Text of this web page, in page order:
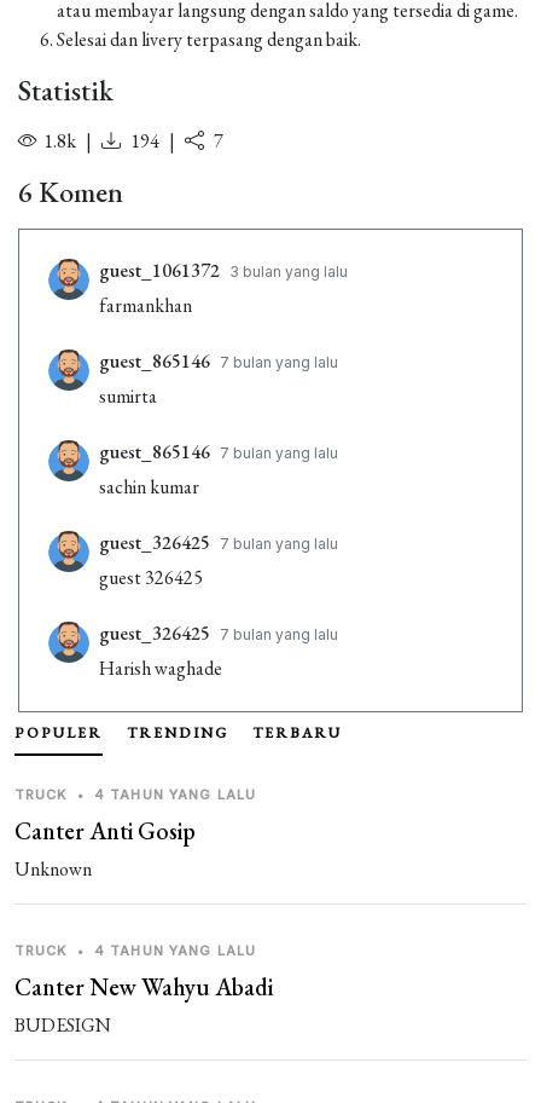
atau membayar langsung dengan saldo yang tersedia di game.
Selesai dan livery terpasang dengan baik.
Statistik
1.8k | 194 | 7
6 Komen
guest_1061372 3 bulan yang lalu
farmankhan
guest_865146 7 bulan yang lalu
sumirta
guest_865146 7 bulan yang lalu
sachin kumar
guest_326425 7 bulan yang lalu
guest 326425
guest_326425 7 bulan yang lalu
Harish waghade
guest_326425 7 bulan yang lalu
Harish waghade
POPULER TRENDING TERBARU
TRUCK • 4 TAHUN YANG LALU
Canter Anti Gosip
Unknown
TRUCK • 4 TAHUN YANG LALU
Canter New Wahyu Abadi
BUDESIGN